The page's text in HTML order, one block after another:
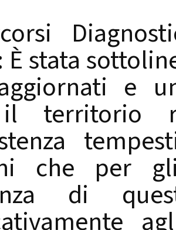
È stata
e
territorio
che per
di